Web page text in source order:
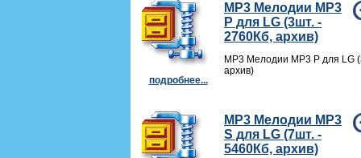
подробнее...
MP3 Мелодии MP3
P для LG (3шт. -
2760Кб, архив)
MP3 Мелодии MP3 P для LG
архив)
MP3 Мелодии MP3
S для LG (7шт. -
5460Кб, архив)